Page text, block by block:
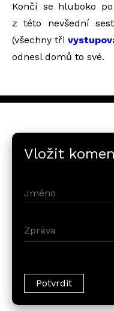
Končí se hluboko
z této nevšední
(všechny tři
odnesl domů to své.
Vložit